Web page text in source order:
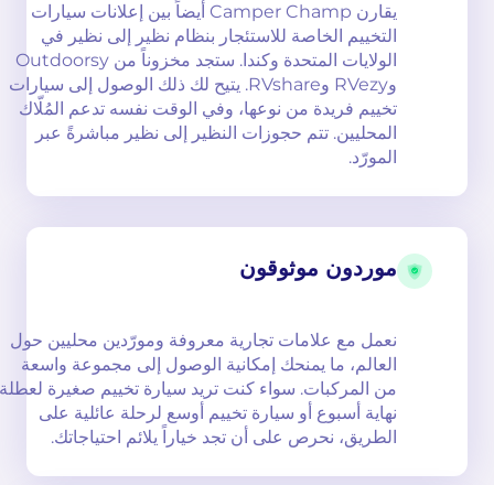
يقارن Camper Champ أيضاً بين إعلانات سيارات
التخييم الخاصة للاستئجار بنظام نظير إلى نظير في
الولايات المتحدة وكندا. ستجد مخزوناً من Outdoorsy
وRVezy وRVshare. يتيح لك ذلك الوصول إلى سيارات
تخييم فريدة من نوعها، وفي الوقت نفسه تدعم المُلّاك
المحليين. تتم حجوزات النظير إلى نظير مباشرةً عبر
المورّد.
موردون موثوقون
نعمل مع علامات تجارية معروفة ومورّدين محليين حول
العالم، ما يمنحك إمكانية الوصول إلى مجموعة واسعة
من المركبات. سواء كنت تريد سيارة تخييم صغيرة لعطلة
نهاية أسبوع أو سيارة تخييم أوسع لرحلة عائلية على
الطريق، نحرص على أن تجد خياراً يلائم احتياجاتك.